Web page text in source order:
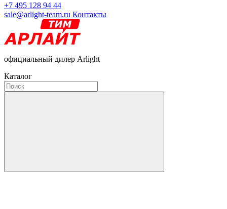
+7 495 128 94 44
sale@arlight-team.ru Контакты
официальный дилер Arlight
Каталог